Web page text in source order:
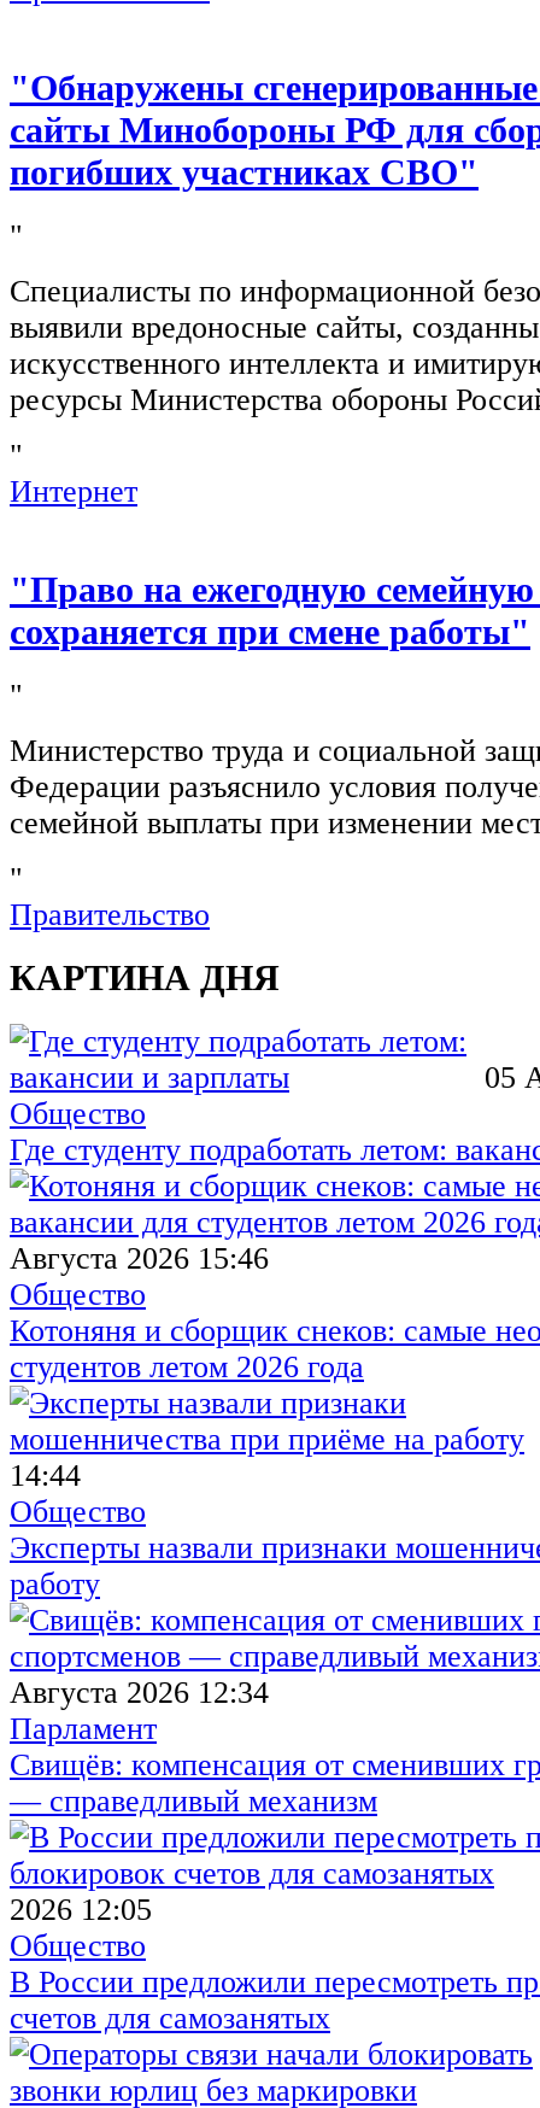
"Обнаружены
сайты Минобороны РФ для
погибших участниках СВО"
"
Специалисты по информационной
выявили вредоносные сайты,
искусственного интеллекта и
ресурсы Министерства обороны
"
Интернет
"Право на ежегодную
сохраняется при смене работы"
"
Министерство труда и социальной
Федерации разъяснило условия
семейной выплаты при изменении
"
Правительство
КАРТИНА ДНЯ
05
Общество
Где студенту подработать летом:
Августа 2026 15:46
Общество
Котоняня и сборщик снеков: самые
студентов летом 2026 года
14:44
Общество
Эксперты назвали признаки
работу
Августа 2026 12:34
Парламент
Свищёв: компенсация от сменивших
— справедливый механизм
2026 12:05
Общество
В России предложили пересмотреть
счетов для самозанятых